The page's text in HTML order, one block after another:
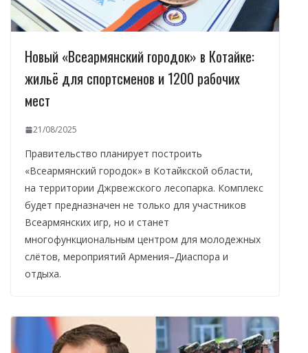
Новый «Всеармянский городок» в Котайке:
жильё для спортсменов и 1200 рабочих
мест
21/08/2025
Правительство планирует построить
«Всеармянский городок» в Котайкской области,
на территории Джрвежского лесопарка. Комплекс
будет предназначен не только для участников
Всеармянских игр, но и станет
многофункциональным центром для молодежных
слётов, мероприятий Армения–Диаспора и
отдыха.